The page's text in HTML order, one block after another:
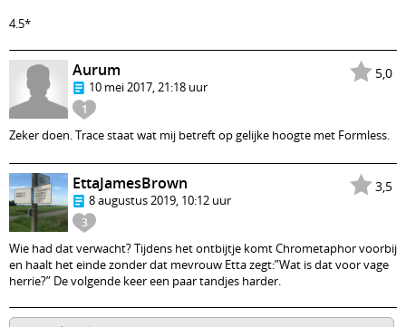
4.5*
5,0
1
Aurum
10 mei 2017, 21:18 uur
Zeker doen. Trace staat wat mij betreft op gelijke hoogte met Formless.
3,5
3
EttaJamesBrown
8 augustus 2019, 10:12 uur
Wie had dat verwacht? Tijdens het ontbijtje komt Chrometaphor voorbij
en haalt het einde zonder dat mevrouw Etta zegt:”Wat is dat voor vage
herrie?” De volgende keer een paar tandjes harder.